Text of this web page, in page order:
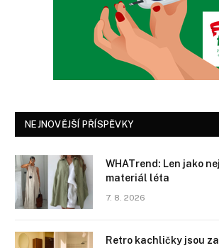
NEJNOVĚJŠÍ PŘÍSPĚVKY
WHATrend: Len jako
materiál léta
7. 8. 2026
Retro kachličky jsou